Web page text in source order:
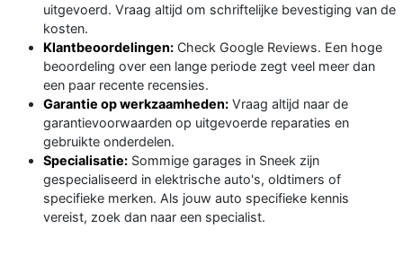
uitgevoerd. Vraag altijd om schriftelijke bevestiging van de
kosten.
Klantbeoordelingen: Check Google Reviews. Een hoge
beoordeling over een lange periode zegt veel meer dan
een paar recente recensies.
Garantie op werkzaamheden: Vraag altijd naar de
garantievoorwaarden op uitgevoerde reparaties en
gebruikte onderdelen.
Specialisatie: Sommige garages in Sneek zijn
gespecialiseerd in elektrische auto's, oldtimers of
specifieke merken. Als jouw auto specifieke kennis
vereist, zoek dan naar een specialist.